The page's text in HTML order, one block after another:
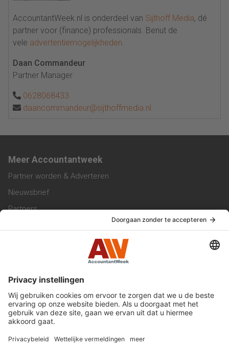
AccountantWeek.nl is onderdeel van Sijthoff Media, dé
partner voor (finance) professionals. Benut de
vele advertentiemogelijkheden.
Daan Commandeur
Partner Manager
0628068433
daancommandeur@sijthoffmedia.nl
Meer Accountantweek
Partner worden & Adverteren
Nieuwsbrief
Partners
Werken bij ons
Privacy Statement
Algemene Voorwaarden
Privacyinstellingen